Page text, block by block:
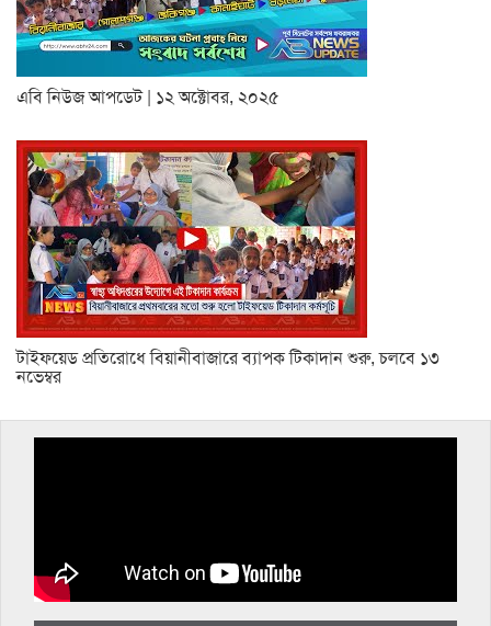
এবি নিউজ আপডেট | ১২ অক্টোবর, ২০২৫
টাইফয়েড প্রতিরোধে বিয়ানীবাজারে ব্যাপক টিকাদান শুরু, চলবে ১৩
নভেম্বর